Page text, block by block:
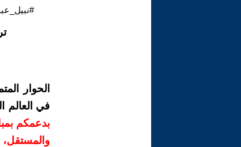
الحوار
في العالم